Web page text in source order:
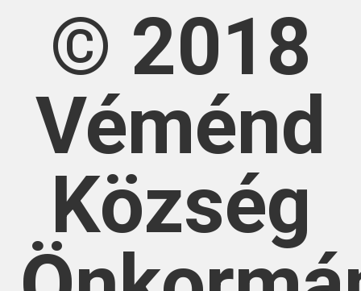
© 2018
Véménd
Község